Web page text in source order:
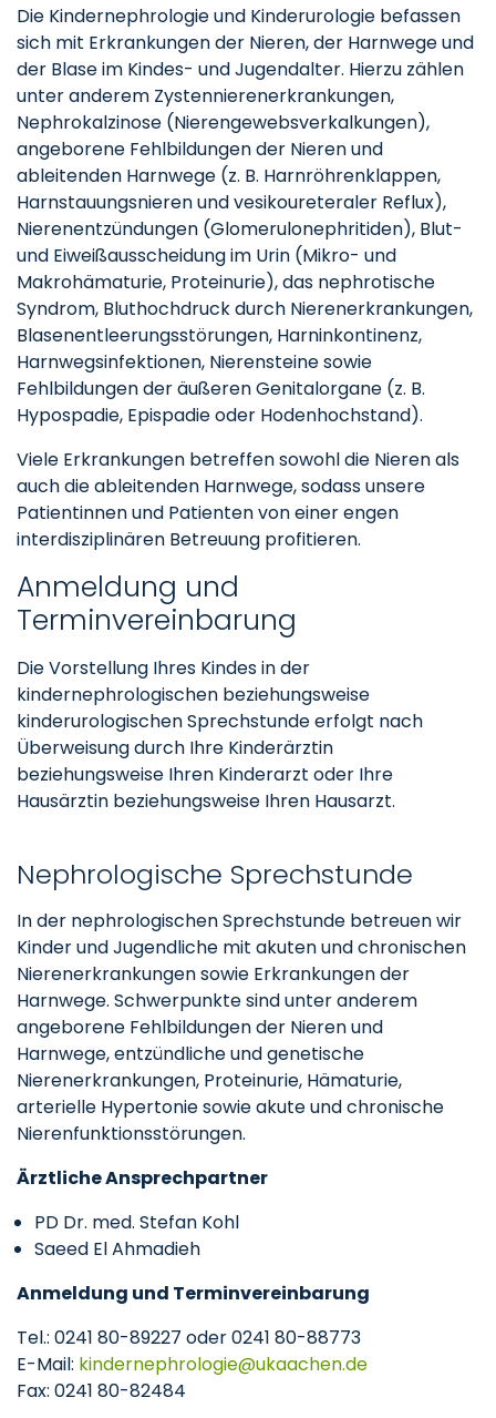
Die Kindernephrologie und Kinderurologie befassen
sich mit Erkrankungen der Nieren, der Harnwege und
der Blase im Kindes- und Jugendalter. Hierzu zählen
unter anderem Zystennierenerkrankungen,
Nephrokalzinose (Nierengewebsverkalkungen),
angeborene Fehlbildungen der Nieren und
ableitenden Harnwege (z. B. Harnröhrenklappen,
Harnstauungsnieren und vesikoureteraler Reflux),
Nierenentzündungen (Glomerulonephritiden), Blut-
und Eiweißausscheidung im Urin (Mikro- und
Makrohämaturie, Proteinurie), das nephrotische
Syndrom, Bluthochdruck durch Nierenerkrankungen,
Blasenentleerungsstörungen, Harninkontinenz,
Harnwegsinfektionen, Nierensteine sowie
Fehlbildungen der äußeren Genitalorgane (z. B.
Hypospadie, Epispadie oder Hodenhochstand).
Viele Erkrankungen betreffen sowohl die Nieren als
auch die ableitenden Harnwege, sodass unsere
Patientinnen und Patienten von einer engen
interdisziplinären Betreuung profitieren.
Anmeldung und
Terminvereinbarung
Die Vorstellung Ihres Kindes in der
kindernephrologischen beziehungsweise
kinderurologischen Sprechstunde erfolgt nach
Überweisung durch Ihre Kinderärztin
beziehungsweise Ihren Kinderarzt oder Ihre
Hausärztin beziehungsweise Ihren Hausarzt.
Nephrologische Sprechstunde
In der nephrologischen Sprechstunde betreuen wir
Kinder und Jugendliche mit akuten und chronischen
Nierenerkrankungen sowie Erkrankungen der
Harnwege. Schwerpunkte sind unter anderem
angeborene Fehlbildungen der Nieren und
Harnwege, entzündliche und genetische
Nierenerkrankungen, Proteinurie, Hämaturie,
arterielle Hypertonie sowie akute und chronische
Nierenfunktionsstörungen.
Ärztliche Ansprechpartner
PD Dr. med. Stefan Kohl
Saeed El Ahmadieh
Anmeldung und Terminvereinbarung
Tel.: 0241 80-89227 oder 0241 80-88773
E-Mail: kindernephrologie ukaachende
Fax: 0241 80-82484